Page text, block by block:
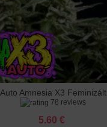
Auto Amnesia X3 Feminizált
78 reviews
5.60 €